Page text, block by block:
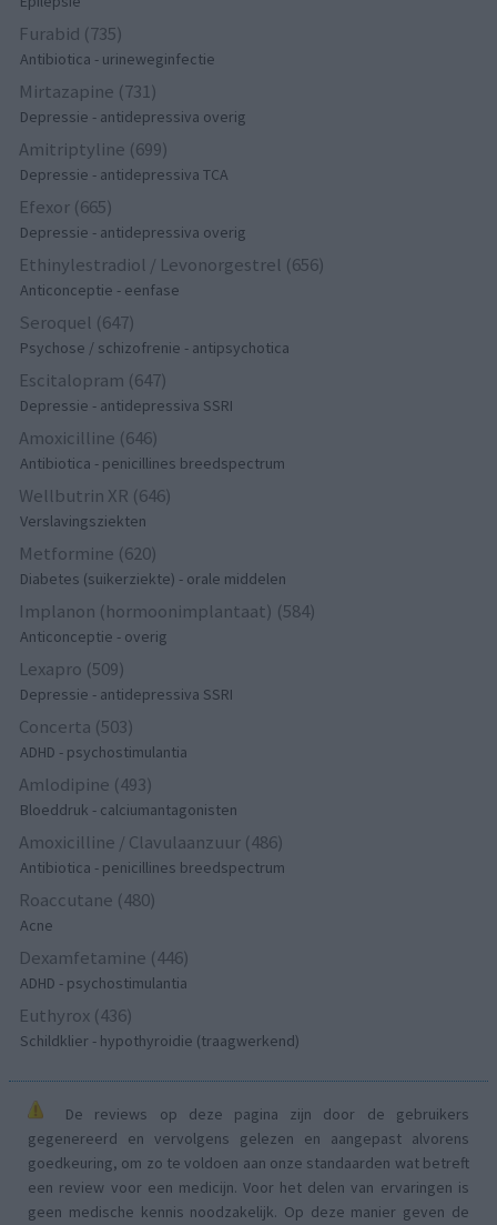
Furabid (735)
Antibiotica - urineweginfectie
Mirtazapine (731)
Depressie - antidepressiva overig
Amitriptyline (699)
Depressie - antidepressiva TCA
Efexor (665)
Depressie - antidepressiva overig
Ethinylestradiol / Levonorgestrel (656)
Anticonceptie - eenfase
Seroquel (647)
Psychose / schizofrenie - antipsychotica
Escitalopram (647)
Depressie - antidepressiva SSRI
Amoxicilline (646)
Antibiotica - penicillines breedspectrum
Wellbutrin XR (646)
Verslavingsziekten
Metformine (620)
Diabetes (suikerziekte) - orale middelen
Implanon (hormoonimplantaat) (584)
Anticonceptie - overig
Lexapro (509)
Depressie - antidepressiva SSRI
Concerta (503)
ADHD - psychostimulantia
Amlodipine (493)
Bloeddruk - calciumantagonisten
Amoxicilline / Clavulaanzuur (486)
Antibiotica - penicillines breedspectrum
Roaccutane (480)
Acne
Dexamfetamine (446)
ADHD - psychostimulantia
Euthyrox (436)
Schildklier - hypothyroidie (traagwerkend)
De reviews op deze pagina zijn door de gebruikers
gegenereerd en vervolgens gelezen en aangepast alvorens
goedkeuring, om zo te voldoen aan onze standaarden wat betreft
een review voor een medicijn. Voor het delen van ervaringen is
geen medische kennis noodzakelijk. Op deze manier geven de